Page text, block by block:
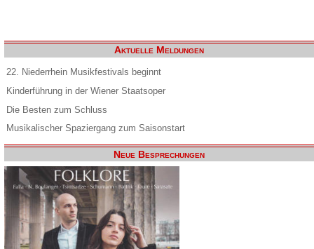
Aktuelle Meldungen
22. Niederrhein Musikfestivals beginnt
Kinderführung in der Wiener Staatsoper
Die Besten zum Schluss
Musikalischer Spaziergang zum Saisonstart
Neue Besprechungen